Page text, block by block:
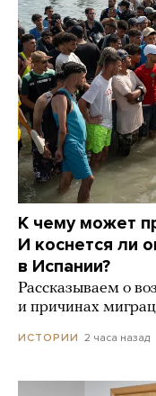
К чему может
И коснется ли
в Испании?
Рассказываем о
и причинах
ИСТОРИИ 2 часа назад